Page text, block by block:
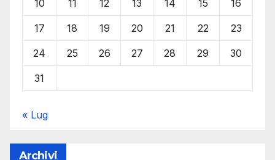
10 11 12 13 14 15 16
17 18 19 20 21 22 23
24 25 26 27 28 29 30
31
« Lug
Archivi